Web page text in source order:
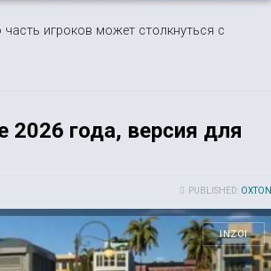
игроков может столкнуться с
2026 года, версия для
PUBLISHED: OXTON
INZOI